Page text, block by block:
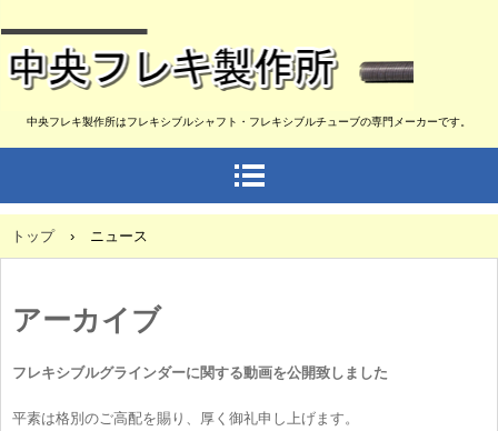
中央フレキ製作所はフレキシブルシャフト・フレキシブルチューブの専門メーカーです。
トップ › ニュース
アーカイブ
フレキシブルグラインダーに関する動画を公開致しました
平素は格別のご高配を賜り、厚く御礼申し上げます。